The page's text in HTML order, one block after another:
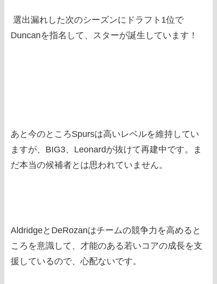
選出漏れした次のシーズンにドラフト1位で
Duncanを指名して、スターが誕生しています！
あと今のところSpursは高いレベルを維持してい
ますが、BIG3、Leonardが抜けて再建中です。ま
だ本当の候補者とは思われていません。
AldridgeとDeRozanはチームの競争力を高めると
ころを意識して、才能のある若いコアの成長を支
援しているので、心配ないです。